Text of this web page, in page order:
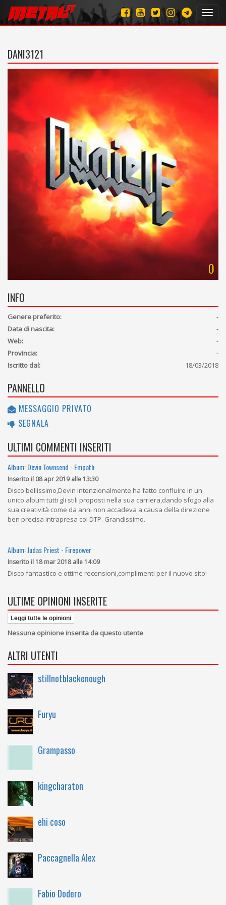
DANI3121
0
INFO
Genere preferito:
-
Data di nascita:
-
Web:
-
Provincia:
-
Iscritto dal:
18/03/2018
PANNELLO
MESSAGGIO PRIVATO
SEGNALA
ULTIMI COMMENTI INSERITI
Album: Devin Townsend - Empath
Inserito il 08 apr 2019 alle 13:30
Disco bellissimo,Devin intenzionalmente ha fatto confluire in un
unico album tutti gli stili proposti nella sua carriera,dando sfogo alla
sua creatività come da anni non accadeva a causa della direzione
ben precisa intrapresa col DTP. Grandissimo.
Album: Judas Priest - Firepower
Inserito il 18 mar 2018 alle 14:09
Disco fantastico e ottime recensioni,complimenti per il nuovo sito!
ULTIME OPINIONI INSERITE
Leggi tutte le opinioni
Nessuna opinione inserita da questo utente
ALTRI UTENTI
stillnotblackenough
Furyu
Grampasso
kingcharaton
ehi coso
Paccagnella Alex
Fabio Dodero